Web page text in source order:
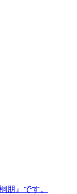
朋』です。